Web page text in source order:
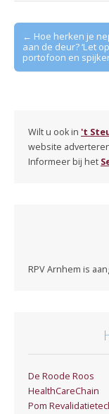
Post
navigation
← Hoe herken je
aan de deur? ‘Let op
portofoon en
Wilt u ook in 't
website
Informeer bij het
RPV Arnhem is
De Roode Roos
HealthCareChain
Pom